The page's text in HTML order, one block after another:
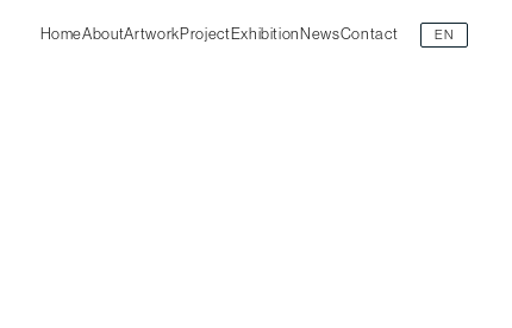
HomeAboutArtworkProjectExhibition NewsContact EN